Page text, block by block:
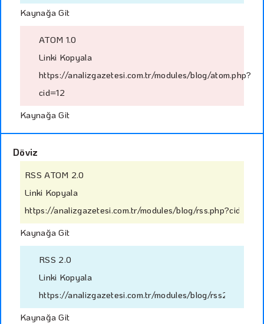
Kaynağa Git
ATOM 1.0
Linki Kopyala
https://analizgazetesi.com.tr/modules/blog/atom.php?
cid=12
Kaynağa Git
Döviz
RSS ATOM 2.0
Linki Kopyala
https://analizgazetesi.com.tr/modules/blog/rss.php?cid=13
Kaynağa Git
RSS 2.0
Linki Kopyala
https://analizgazetesi.com.tr/modules/blog/
Kaynağa Git